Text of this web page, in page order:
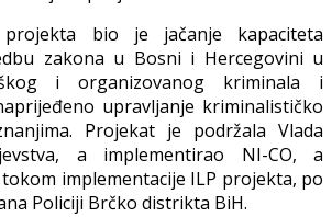
bio je jačanje kapaciteta
zakona u Bosni i Hercegovini u
i organizovanog kriminala i
upravljanje kriminalističko
Projekat je podržala Vlada
a implementirao NI-CO, a
implementacije ILP projekta, po
Policiji Brčko distrikta BiH.